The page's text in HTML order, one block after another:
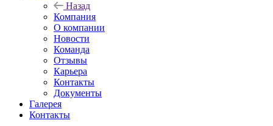
Назад
Компания
О компании
Новости
Команда
Отзывы
Карьера
Контакты
Документы
Галерея
Контакты